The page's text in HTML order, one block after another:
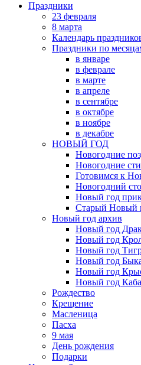
Праздники
23 февраля
8 марта
Календарь
Праздники по
в январе
в феврале
в марте
в апреле
в сентябре
в октябре
в ноябре
в декабре
НОВЫЙ ГОД
Новогодние
Новогодние
Готовимся к
Новогодний
Новый год
Старый Новый
Новый год архив
Новый год
Новый год
Новый год
Новый год
Новый год
Новый год
Рождество
Крещение
Масленица
Пасха
9 мая
День рождения
Подарки